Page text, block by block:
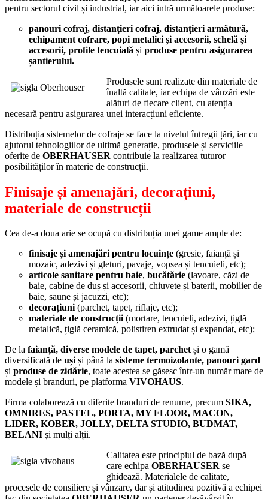
pentru sectorul civil și industrial, iar aici intră următoarele produse:
panouri cofraj, distanțieri cofraj, distanțieri armătură,
echipament cofrare, popi metalici și accesorii, schelă și
accesorii, profile tencuială și produse pentru asigurarea
șantierului.
Produsele sunt realizate din materiale de
înaltă calitate, iar echipa de vânzări este
alături de fiecare client, cu atenția
necesară pentru asigurarea unei interacțiuni eficiente.
Distribuția sistemelor de cofraje se face la nivelul întregii țări, iar cu
ajutorul tehnologiilor de ultimă generație, produsele și serviciile
oferite de OBERHAUSER contribuie la realizarea tuturor
posibilităților în materie de construcții.
Finisaje și amenajări, decorațiuni,
materiale de construcții
Cea de-a doua arie se ocupă cu distribuția unei game ample de:
finisaje și amenajări pentru locuințe (gresie, faianță și
mozaic, adezivi și gleturi, pavaje, vopsea și tencuieli, etc);
articole sanitare pentru baie, bucătărie (lavoare, căzi de
baie, cabine de duș și accesorii, chiuvete și baterii, mobilier de
baie, saune și jacuzzi, etc);
decorațiuni(parchet, tapet, riflaje, etc);
materiale de construcții(mortare, tencuieli, adezivi, țiglă
metalică, țiglă ceramică, polistiren extrudat și expandat, etc);
De la faianță, diverse modele de tapet, parchetși o gamă
diversificată de ușiși până la sisteme termoizolante, panouri gard
și produse de zidărie, toate acestea se găsesc într-un număr mare de
modele și branduri, pe platforma VIVOHAUS.
Firma colaborează cu diferite branduri de renume, precum SIKA,
OMNIRES, PASTEL, PORTA, MY FLOOR, MACON,
LIDER, KOBER, JOLLY, DELTA STUDIO, BUDMAT,
BELANI și mulți alții.
Calitatea este principiul de bază după
care echipa OBERHAUSER se
ghidează. Materialele de calitate,
procesele de consiliere și vânzare, dar și atitudinea pozitivă a echipei